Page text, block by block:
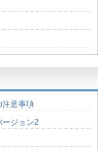
意事項
ジョン2